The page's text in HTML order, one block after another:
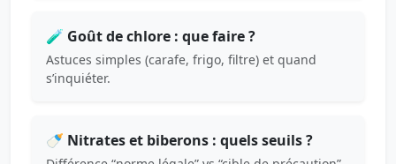
🧪 Goût de chlore : que faire ?
Astuces simples (carafe, frigo, filtre) et quand
s’inquiéter.
🍼 Nitrates et biberons : quels seuils ?